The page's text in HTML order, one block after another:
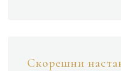
Скорешни